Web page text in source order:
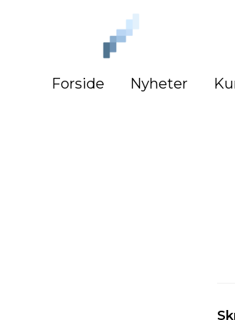
Nord
Norge
Forside Nyheter